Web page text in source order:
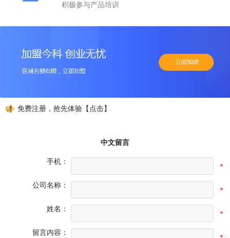
积极参与产品培训
，免费注册，抢先体验【点击】
中文留言
手机：
*
公司名称：
*
姓名：
*
留言内容：